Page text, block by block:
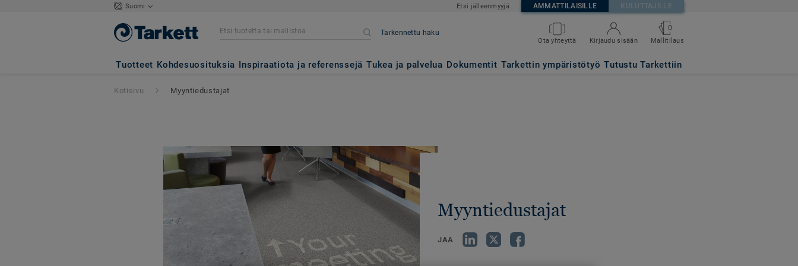
Suomi Etsi jälleenmyyjä AMMATTILAISILLE KULUTTAJILLE
Tarkennettu haku
Ota yhteyttä Kirjaudu sisään
0
Mallitilaus
Tuotteet Kohdesuosituksia Inspiraatiota ja referenssejä Tukea ja palvelua Dokumentit Tarkettin ympäristötyö Tutustu Tarkettiin
Kotisivu Myyntiedustajat
Myyntiedustajat
JAA